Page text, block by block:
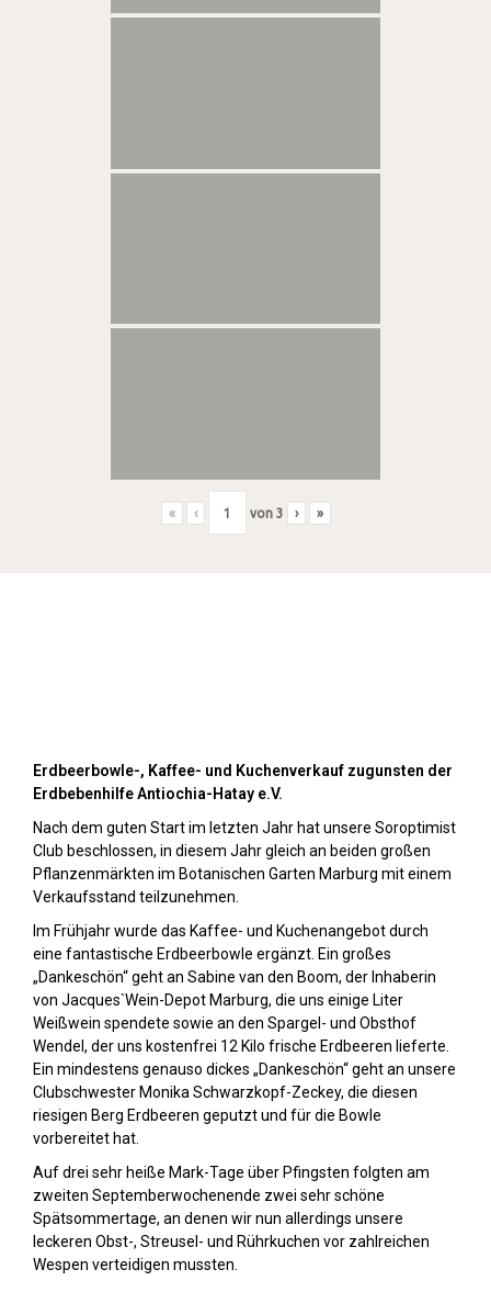
« ‹ von 3 › »
Erdbeerbowle-, Kaffee- und Kuchenverkauf zugunsten der
Erdbebenhilfe Antiochia-Hatay e.V.
Nach dem guten Start im letzten Jahr hat unsere Soroptimist
Club beschlossen, in diesem Jahr gleich an beiden großen
Pflanzenmärkten im Botanischen Garten Marburg mit einem
Verkaufsstand teilzunehmen.
Im Frühjahr wurde das Kaffee- und Kuchenangebot durch
eine fantastische Erdbeerbowle ergänzt. Ein großes
„Dankeschön“ geht an Sabine van den Boom, der Inhaberin
von Jacques`Wein-Depot Marburg, die uns einige Liter
Weißwein spendete sowie an den Spargel- und Obsthof
Wendel, der uns kostenfrei 12 Kilo frische Erdbeeren lieferte.
Ein mindestens genauso dickes „Dankeschön“ geht an unsere
Clubschwester Monika Schwarzkopf-Zeckey, die diesen
riesigen Berg Erdbeeren geputzt und für die Bowle
vorbereitet hat.
Auf drei sehr heiße Mark-Tage über Pfingsten folgten am
zweiten Septemberwochenende zwei sehr schöne
Spätsommertage, an denen wir nun allerdings unsere
leckeren Obst-, Streusel- und Rührkuchen vor zahlreichen
Wespen verteidigen mussten.